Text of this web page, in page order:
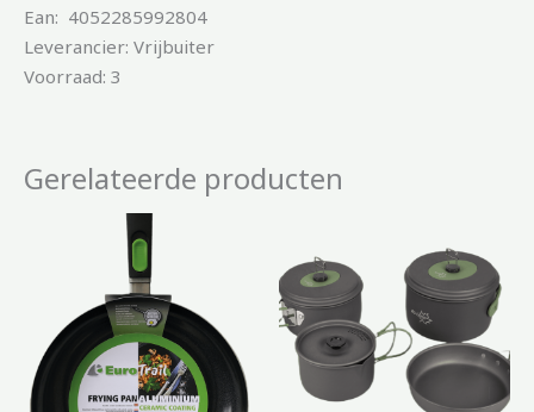
Ean: 4052285992804
Leverancier: Vrijbuiter
Voorraad: 3
Gerelateerde producten